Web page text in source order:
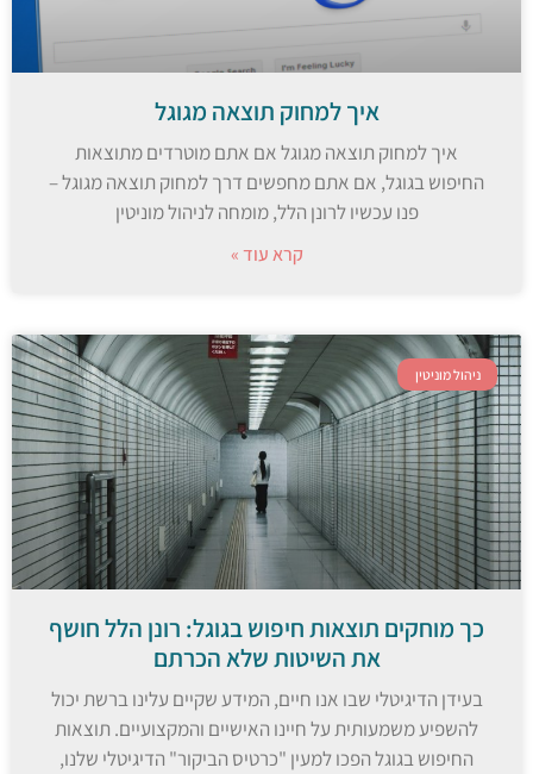
איך למחוק תוצאה מגוגל
איך למחוק תוצאה מגוגל אם אתם מוטרדים מתוצאות
החיפוש בגוגל, אם אתם מחפשים דרך למחוק תוצאה מגוגל –
פנו עכשיו לרונן הלל, מומחה לניהול מוניטין
קרא עוד »
ניהול מוניטין
כך מוחקים תוצאות חיפוש בגוגל: רונן הלל חושף
את השיטות שלא הכרתם
בעידן הדיגיטלי שבו אנו חיים, המידע שקיים עלינו ברשת יכול
להשפיע משמעותית על חיינו האישיים והמקצועיים. תוצאות
החיפוש בגוגל הפכו למעין "כרטיס הביקור" הדיגיטלי שלנו,